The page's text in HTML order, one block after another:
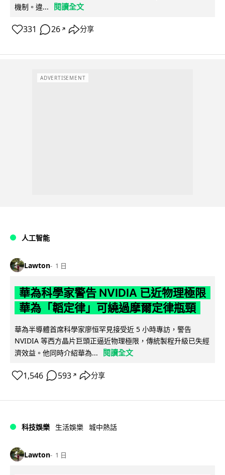
機制。違...
閱讀全文
331 26 ↗ 分享
ADVERTISEMENT
人工智能
Lawton 1 日
華為科學家警告 NVIDIA 已近物理極限
華為「韜定律」可繞過摩爾定律瓶頸
華為半導體首席科學家廖恒罕見接受近 5 小時專訪，警告
NVIDIA 等西方晶片巨頭正逼近物理極限，傳統製程升級已失經
濟效益。他同時介紹華為...
閱讀全文
1,546 593 ↗ 分享
科技娛樂 生活娛樂 城中熱話
Lawton 1 日